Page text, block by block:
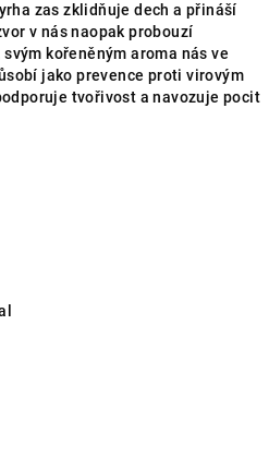
zas zklidňuje dech a přináší
v nás naopak probouzí
kořeněným aroma nás ve
jako prevence proti virovým
tvořivost a navozuje pocit